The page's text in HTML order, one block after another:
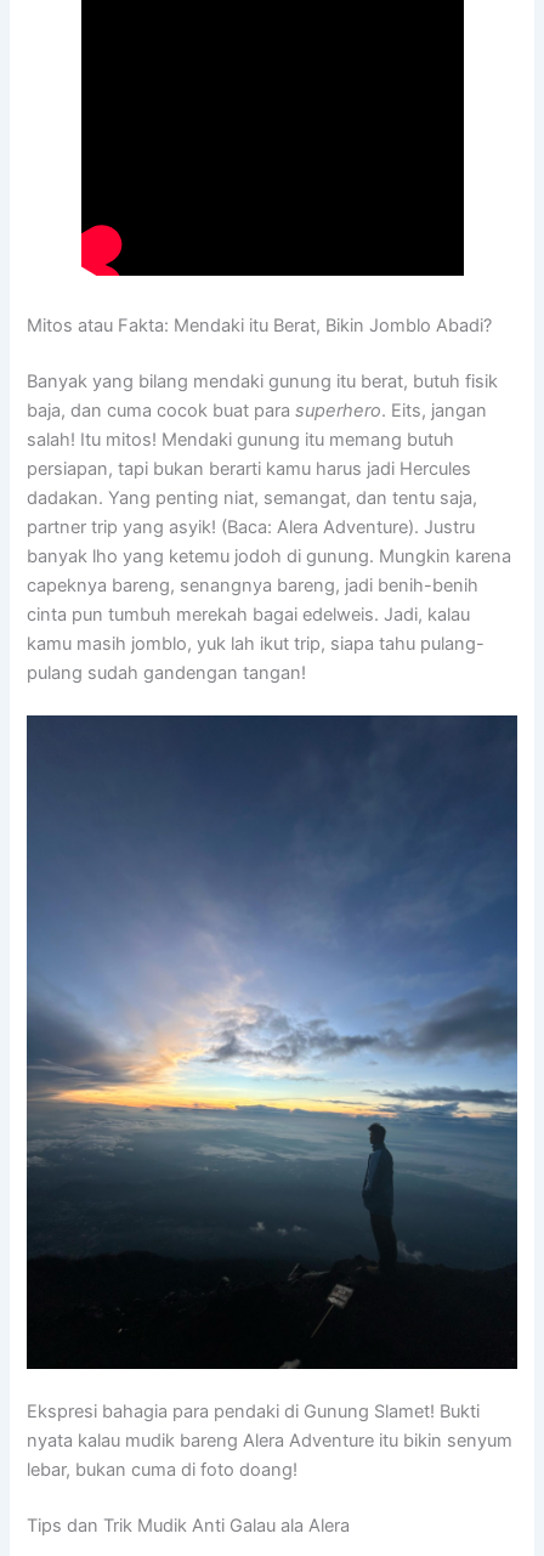
Mitos atau Fakta: Mendaki itu Berat, Bikin Jomblo Abadi?
Banyak yang bilang mendaki gunung itu berat, butuh fisik
baja, dan cuma cocok buat parasuperhero. Eits, jangan
salah! Itu mitos! Mendaki gunung itu memang butuh
persiapan, tapi bukan berarti kamu harus jadi Hercules
dadakan. Yang penting niat, semangat, dan tentu saja,
partner trip yang asyik! (Baca: Alera Adventure). Justru
banyak lho yang ketemu jodoh di gunung. Mungkin karena
capeknya bareng, senangnya bareng, jadi benih-benih
cinta pun tumbuh merekah bagai edelweis. Jadi, kalau
kamu masih jomblo, yuk lah ikut trip, siapa tahu pulang-
pulang sudah gandengan tangan!
Ekspresi bahagia para pendaki di Gunung Slamet! Bukti
nyata kalau mudik bareng Alera Adventure itu bikin senyum
lebar, bukan cuma di foto doang!
Tips dan Trik Mudik Anti Galau ala Alera